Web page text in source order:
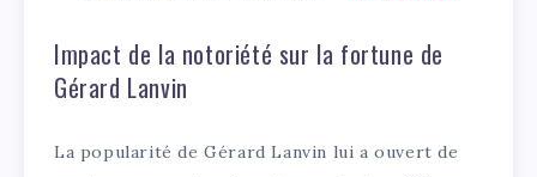
Impact de la notoriété sur la fortune de
Gérard Lanvin
La popularité de Gérard Lanvin lui a ouvert de